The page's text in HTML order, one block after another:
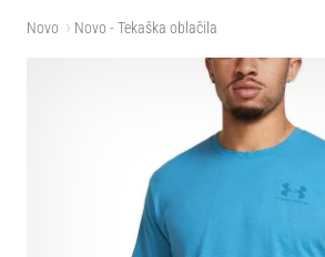
Novo Novo - Tekaška oblačila